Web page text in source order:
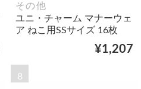
その他
ユニ・チャーム マナーウェ
ア ねこ用SSサイズ 16枚
¥1,207
8